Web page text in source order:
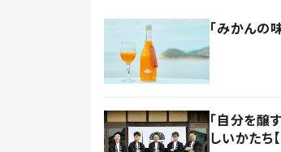
「みかんの
「自分を醸
しいかたち